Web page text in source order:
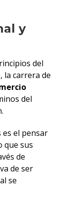
y
del
, la carrera de
del
es el pensar
que sus
de
de ser
se